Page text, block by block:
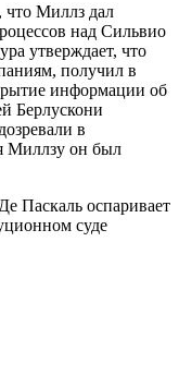
что Миллз дал
над Сильвио
утверждает, что
получил в
информации об
Берлускони
в
Миллзу он был
Паскаль оспаривает
суде